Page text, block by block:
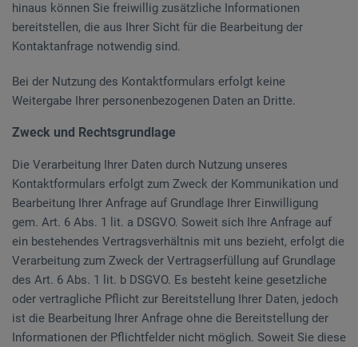
hinaus können Sie freiwillig zusätzliche Informationen
bereitstellen, die aus Ihrer Sicht für die Bearbeitung der
Kontaktanfrage notwendig sind.
Bei der Nutzung des Kontaktformulars erfolgt keine
Weitergabe Ihrer personenbezogenen Daten an Dritte.
Zweck und Rechtsgrundlage
Die Verarbeitung Ihrer Daten durch Nutzung unseres
Kontaktformulars erfolgt zum Zweck der Kommunikation und
Bearbeitung Ihrer Anfrage auf Grundlage Ihrer Einwilligung
gem. Art. 6 Abs. 1 lit. a DSGVO. Soweit sich Ihre Anfrage auf
ein bestehendes Vertragsverhältnis mit uns bezieht, erfolgt die
Verarbeitung zum Zweck der Vertragserfüllung auf Grundlage
des Art. 6 Abs. 1 lit. b DSGVO. Es besteht keine gesetzliche
oder vertragliche Pflicht zur Bereitstellung Ihrer Daten, jedoch
ist die Bearbeitung Ihrer Anfrage ohne die Bereitstellung der
Informationen der Pflichtfelder nicht möglich. Soweit Sie diese